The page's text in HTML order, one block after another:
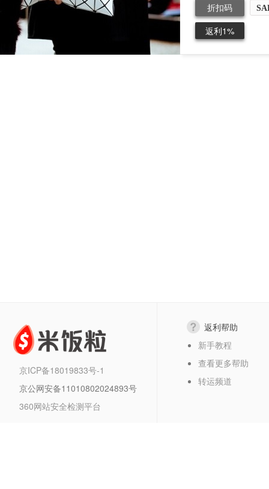
折扣码
返利1%
京ICP备18019833号-1
京公网安备11010802024893号
360网站安全检测平台
返利帮助
新手教程
查看更多帮助
转运频道